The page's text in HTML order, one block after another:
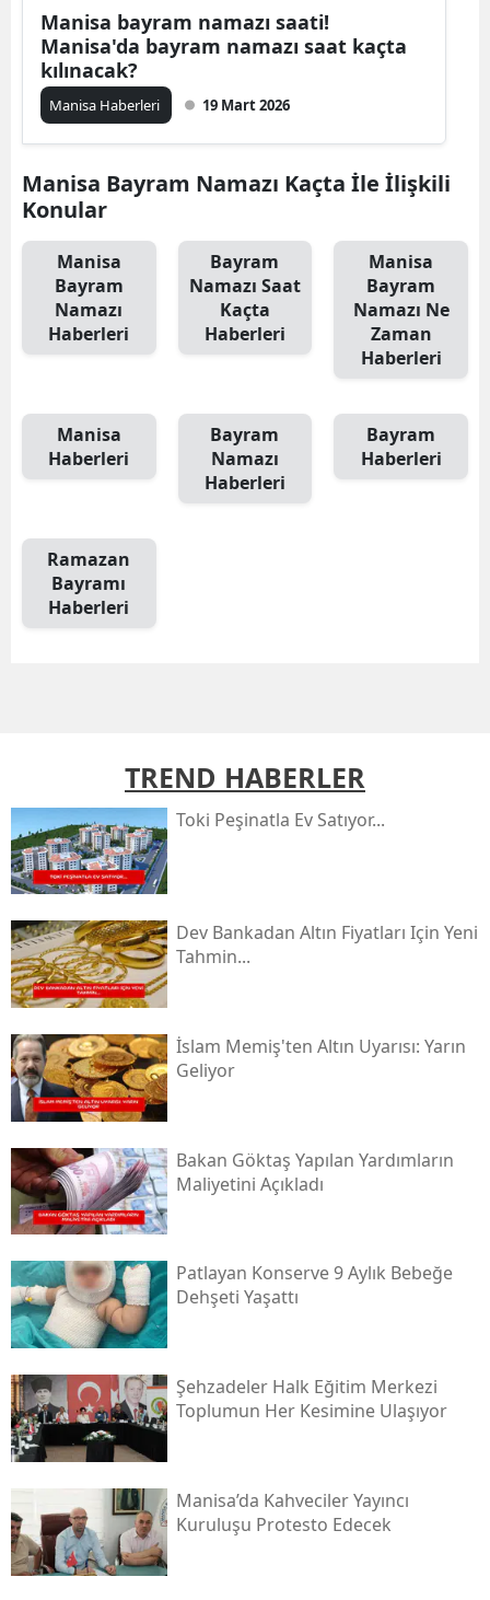
Manisa bayram namazı saati!
Manisa'da bayram namazı saat kaçta
kılınacak?
Manisa Haberleri 19 Mart 2026
Manisa Bayram Namazı Kaçta İle İlişkili
Konular
Manisa
Bayram
Namazı
Haberleri
Bayram
Namazı Saat
Kaçta
Haberleri
Manisa
Bayram
Namazı Ne
Zaman
Haberleri
Manisa
Haberleri
Bayram
Namazı
Haberleri
Bayram
Haberleri
Ramazan
Bayramı
Haberleri
TREND HABERLER
Toki̇ Peşinatla Ev Satıyor...
Dev Bankadan Altın Fiyatları Için Yeni
Tahmin...
İslam Memiş'ten Altın Uyarısı: Yarın
Geliyor
Bakan Göktaş Yapılan Yardımların
Maliyetini Açıkladı
Patlayan Konserve 9 Aylık Bebeğe
Dehşeti Yaşattı
Şehzadeler Halk Eğitim Merkezi
Toplumun Her Kesimine Ulaşıyor
Manisa’da Kahveciler Yayıncı
Kuruluşu Protesto Edecek